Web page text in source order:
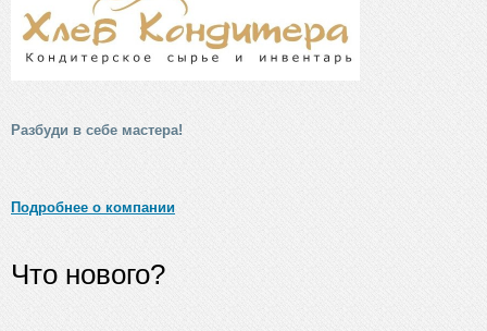
Разбуди в себе мастера!
Подробнее о компании
Что нового?